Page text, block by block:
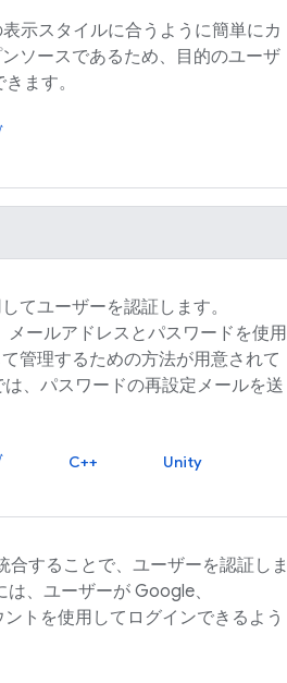
示スタイルに合うように簡単にカ
ソースであるため、目的のユーザ
ます。
てユーザーを認証します。
メールアドレスとパスワードを使用
管理するための方法が用意されて
は、パスワードの再設定メールを送
C++ Unity
合することで、ユーザーを認証しま
は、ユーザーが Google、
トを使用してログインできるよう